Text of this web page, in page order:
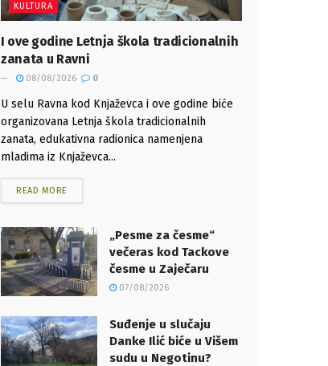
KULTURA
I ove godine Letnja škola tradicionalnih
zanata u Ravni
08/08/2026 0
U selu Ravna kod Knjaževca i ove godine biće
organizovana Letnja škola tradicionalnih
zanata, edukativna radionica namenjena
mladima iz Knjaževca...
READ MORE
„Pesme za česme“
večeras kod Tackove
česme u Zaječaru
07/08/2026
Suđenje u slučaju
Danke Ilić biće u Višem
sudu u Negotinu?